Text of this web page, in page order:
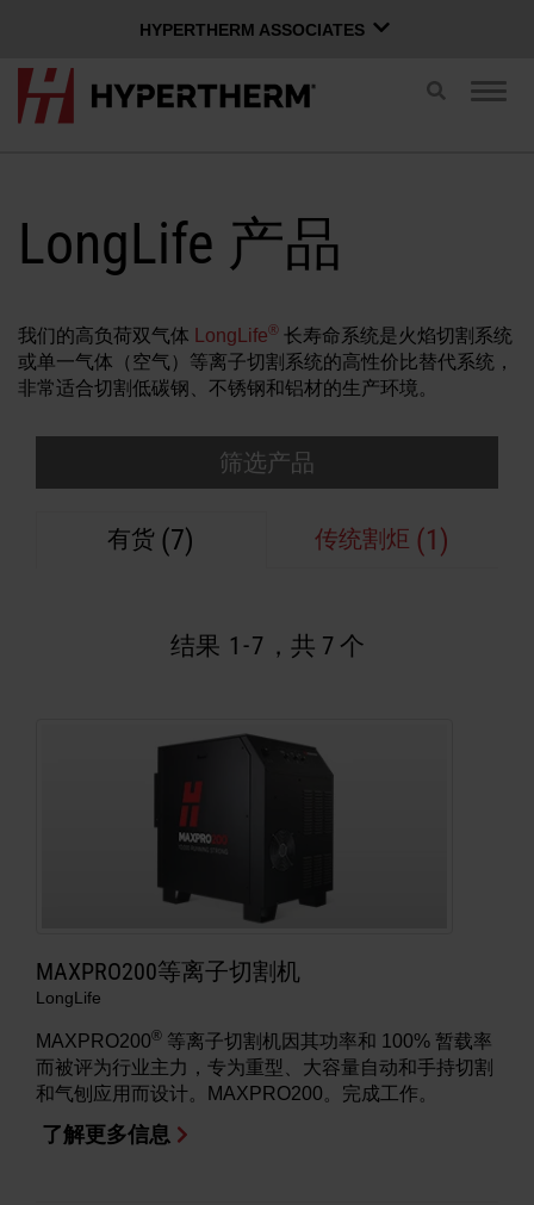
HYPERTHERM ASSOCIATES
HYPERTHERM ASSOCIATES
切
切
中文 (简体)
登录 Xnet
用户名
密码
联系我们 Xnet 登录
LongLife 产品
我们的高负荷双气体 LongLife® 长寿命系统是火焰切割系统
或单一气体（空气）等离子切割系统的高性价比替代系统，
非常适合切割低碳钢、不锈钢和铝材的生产环境。
筛选产品
有货 (7) 传统割炬 (1)
结果 1 -7 ，共 7 个
MAXPRO200等离子切割机
LongLife
MAXPRO200® 等离子切割机因其功率和 100% 暂载率
而被评为行业主力，专为重型、大容量自动和手持切割
和气刨应用而设计。MAXPRO200。完成工作。
了解更多信息